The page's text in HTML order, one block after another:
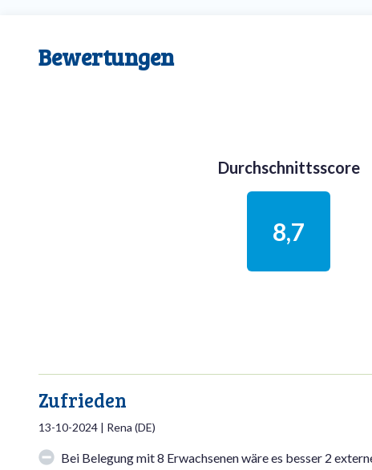
Bewertungen
Durchschnittsscore
8,7
Zufrieden
13-10-2024 | Rena (DE)
Bei Belegung mit 8 Erwachsenen wäre es besser 2